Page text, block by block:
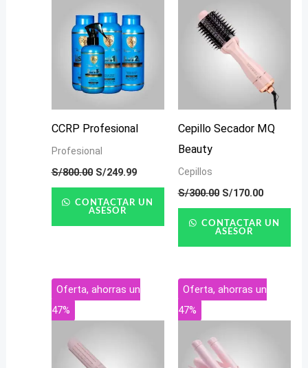
CCRP Profesional
Profesional
S/800.00
S/800.00.
S/249.99
S/249.99.
CONTACTAR UN
ASESOR
Cepillo Secador MQ
Beauty
Cepillos
S/300.00
S/300.00.
S/170.00
CONTACTAR UN
ASESOR
Oferta, ahorras un
47%
El
precio
era:
El
precio
es:
Oferta, ahorras un
47%
El
precio
era:
El
precio
es: